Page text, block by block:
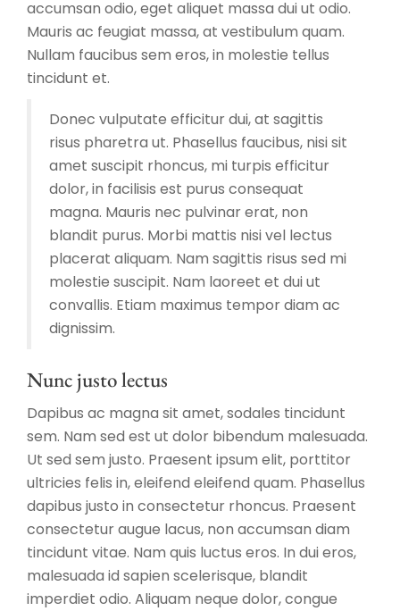
accumsan odio, eget aliquet massa dui ut odio.
Mauris ac feugiat massa, at vestibulum quam.
Nullam faucibus sem eros, in molestie tellus
tincidunt et.
Donec vulputate efficitur dui, at sagittis
risus pharetra ut. Phasellus faucibus, nisi sit
amet suscipit rhoncus, mi turpis efficitur
dolor, in facilisis est purus consequat
magna. Mauris nec pulvinar erat, non
blandit purus. Morbi mattis nisi vel lectus
placerat aliquam. Nam sagittis risus sed mi
molestie suscipit. Nam laoreet et dui ut
convallis. Etiam maximus tempor diam ac
dignissim.
Nunc justo lectus
Dapibus ac magna sit amet, sodales tincidunt
sem. Nam sed est ut dolor bibendum malesuada.
Ut sed sem justo. Praesent ipsum elit, porttitor
ultricies felis in, eleifend eleifend quam. Phasellus
dapibus justo in consectetur rhoncus. Praesent
consectetur augue lacus, non accumsan diam
tincidunt vitae. Nam quis luctus eros. In dui eros,
malesuada id sapien scelerisque, blandit
imperdiet odio. Aliquam neque dolor, congue